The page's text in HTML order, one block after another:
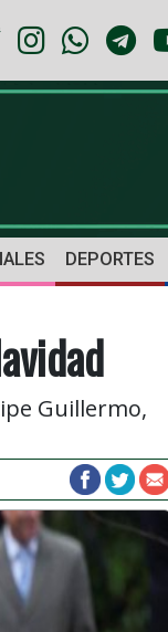
DEPORTES
Guillermo,